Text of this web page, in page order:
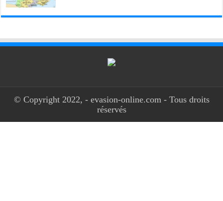
© Copyright 2022, - evasion-online.com - Tous droits
réservés